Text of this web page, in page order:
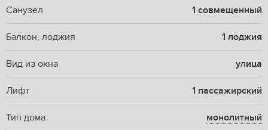
Санузел 1 совмещенный
Балкон, лоджия 1 лоджия
Вид из окна улица
Лифт 1 пассажирский
Тип дома монолитный